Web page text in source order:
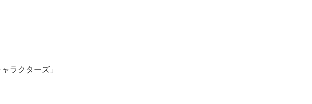
ラクターズ」